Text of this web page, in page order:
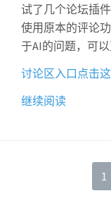
试了几个论坛插
使用原本的评论
于AI的问题，可
讨论区入口点击
继续阅读
1